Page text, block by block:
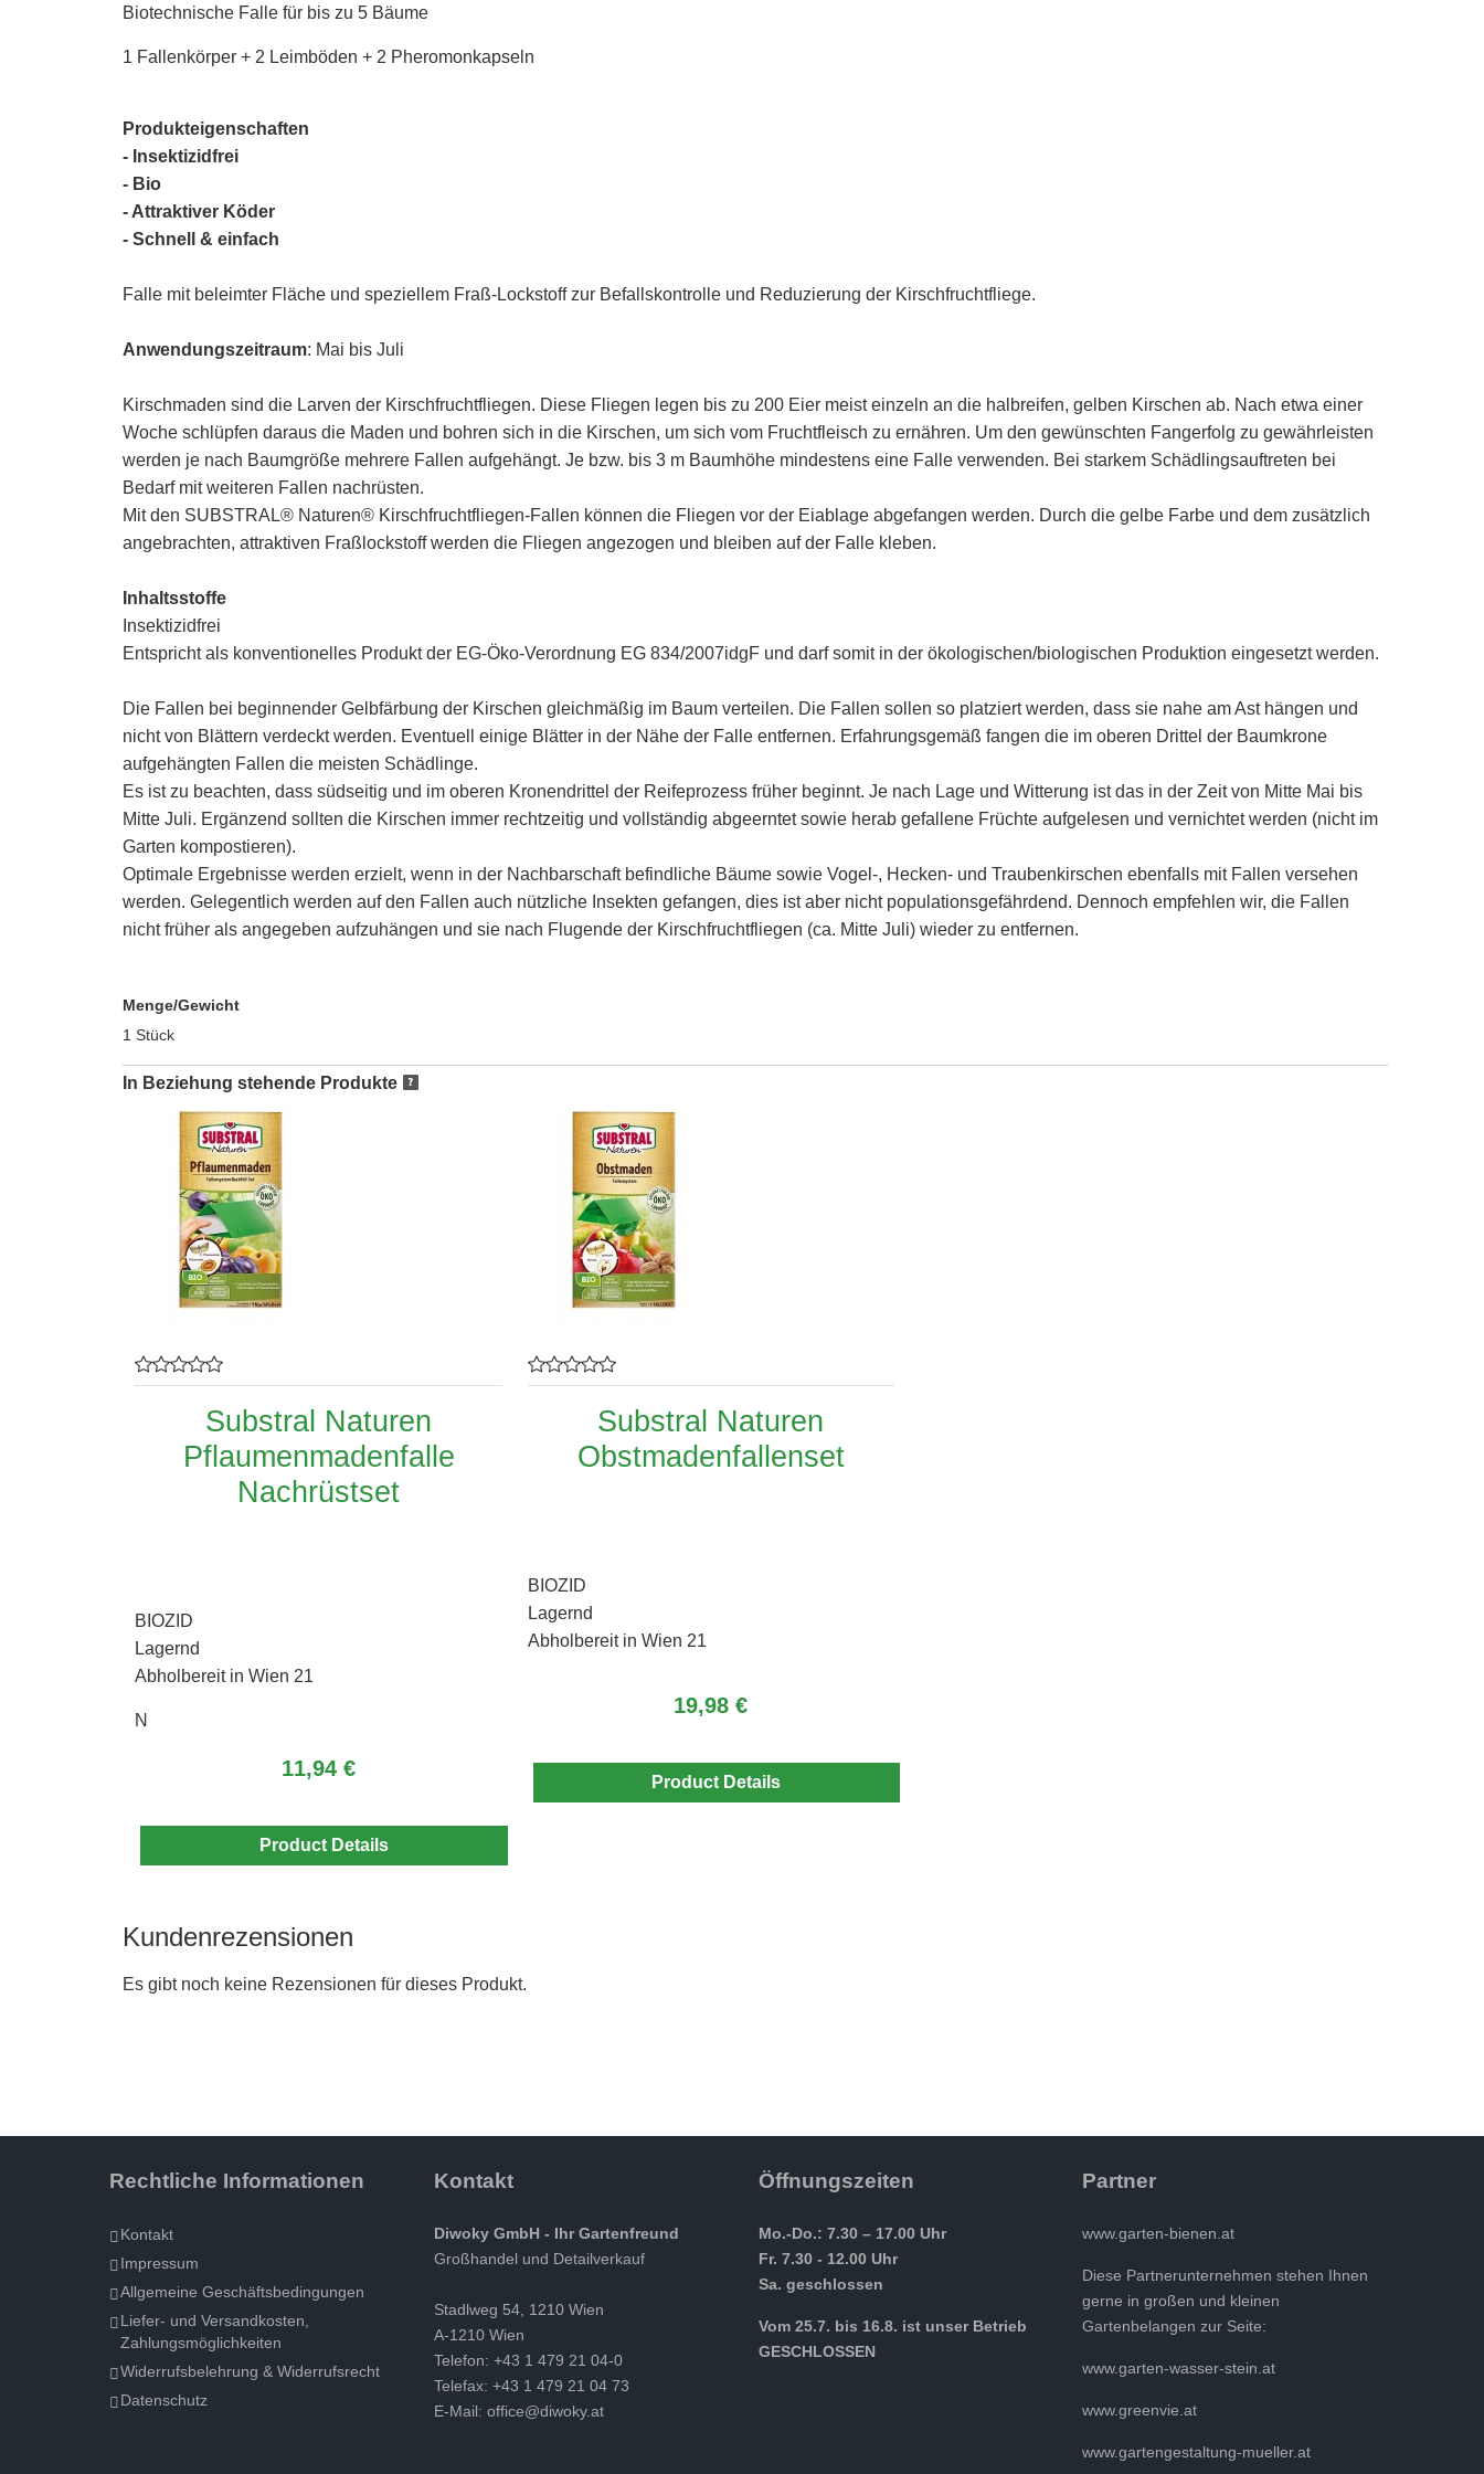
Biotechnische Falle für bis zu 5 Bäume
1 Fallenkörper + 2 Leimböden + 2 Pheromonkapseln
Produkteigenschaften
- Insektizidfrei
- Bio
- Attraktiver Köder
- Schnell & einfach
Falle mit beleimter Fläche und speziellem Fraß-Lockstoff zur Befallskontrolle und Reduzierung der Kirschfruchtfliege.
Anwendungszeitraum: Mai bis Juli
Kirschmaden sind die Larven der Kirschfruchtfliegen. Diese Fliegen legen bis zu 200 Eier meist einzeln an die halbreifen, gelben Kirschen ab. Nach etwa einer
Woche schlüpfen daraus die Maden und bohren sich in die Kirschen, um sich vom Fruchtfleisch zu ernähren. Um den gewünschten Fangerfolg zu gewährleisten
werden je nach Baumgröße mehrere Fallen aufgehängt. Je bzw. bis 3 m Baumhöhe mindestens eine Falle verwenden. Bei starkem Schädlingsauftreten bei
Bedarf mit weiteren Fallen nachrüsten.
Mit den SUBSTRAL® Naturen® Kirschfruchtfliegen-Fallen können die Fliegen vor der Eiablage abgefangen werden. Durch die gelbe Farbe und dem zusätzlich
angebrachten, attraktiven Fraßlockstoff werden die Fliegen angezogen und bleiben auf der Falle kleben.
Inhaltsstoffe
Insektizidfrei
Entspricht als konventionelles Produkt der EG-Öko-Verordnung EG 834/2007idgF und darf somit in der ökologischen/biologischen Produktion eingesetzt werden.
Die Fallen bei beginnender Gelbfärbung der Kirschen gleichmäßig im Baum verteilen. Die Fallen sollen so platziert werden, dass sie nahe am Ast hängen und
nicht von Blättern verdeckt werden. Eventuell einige Blätter in der Nähe der Falle entfernen. Erfahrungsgemäß fangen die im oberen Drittel der Baumkrone
aufgehängten Fallen die meisten Schädlinge.
Es ist zu beachten, dass südseitig und im oberen Kronendrittel der Reifeprozess früher beginnt. Je nach Lage und Witterung ist das in der Zeit von Mitte Mai bis
Mitte Juli. Ergänzend sollten die Kirschen immer rechtzeitig und vollständig abgeerntet sowie herab gefallene Früchte aufgelesen und vernichtet werden (nicht im
Garten kompostieren).
Optimale Ergebnisse werden erzielt, wenn in der Nachbarschaft befindliche Bäume sowie Vogel-, Hecken- und Traubenkirschen ebenfalls mit Fallen versehen
werden. Gelegentlich werden auf den Fallen auch nützliche Insekten gefangen, dies ist aber nicht populationsgefährdend. Dennoch empfehlen wir, die Fallen
nicht früher als angegeben aufzuhängen und sie nach Flugende der Kirschfruchtfliegen (ca. Mitte Juli) wieder zu entfernen.
Menge/Gewicht
1 Stück
In Beziehung stehende Produkte
Substral Naturen
Pflaumenmadenfalle
Nachrüstset
BIOZID
Lagernd
Abholbereit in Wien 21
N
11,94 €
Product Details
Substral Naturen
Obstmadenfallenset
BIOZID
Lagernd
Abholbereit in Wien 21
19,98 €
Product Details
Kundenrezensionen
Es gibt noch keine Rezensionen für dieses Produkt.
Rechtliche Informationen
Kontakt
Impressum
Allgemeine Geschäftsbedingungen
Liefer- und Versandkosten,
Zahlungsmöglichkeiten
Widerrufsbelehrung & Widerrufsrecht
Datenschutz
Kontakt
Diwoky GmbH - Ihr Gartenfreund
Großhandel und Detailverkauf
Stadlweg 54, 1210 Wien
A-1210 Wien
Telefon: +43 1 479 21 04-0
Telefax: +43 1 479 21 04 73
E-Mail: office@diwoky.at
Öffnungszeiten
Mo.-Do.: 7.30 – 17.00 Uhr
Fr. 7.30 - 12.00 Uhr
Sa. geschlossen
Vom 25.7. bis 16.8. ist unser Betrieb
GESCHLOSSEN
Partner
www.garten-bienen.at
Diese Partnerunternehmen stehen Ihnen
gerne in großen und kleinen
Gartenbelangen zur Seite:
www.garten-wasser-stein.at
www.greenvie.at
www.gartengestaltung-mueller.at